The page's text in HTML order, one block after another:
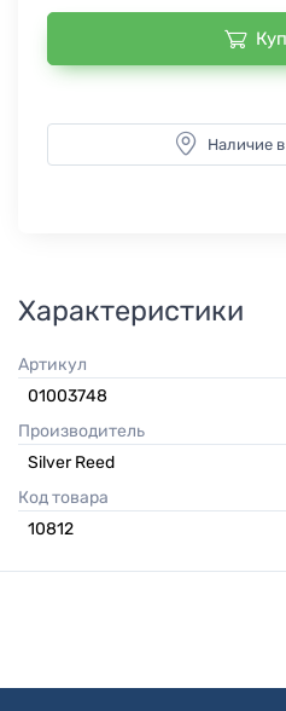
Наличие
Характеристики
Артикул
01003748
Производитель
Silver Reed
Код товара
10812